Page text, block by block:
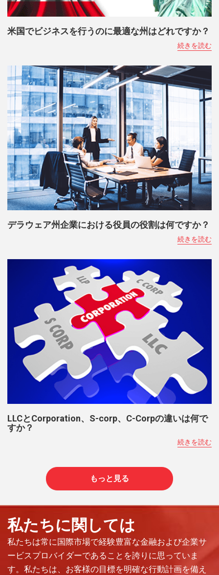
米国でビジネスを行うのに最適な州はどれですか？
続きを読む
デラウェア州企業における役員の役割は何ですか？
続きを読む
LLCとCorporation、S-corp、C-Corpの違いは何で
すか？
続きを読む
もっと見る
私たちに関しては
私たちは常に国際市場で経験豊富な金融および企業サ
ービスプロバイダーであることを誇りに思っていま
す。私たちは、お客様の目標を明確な行動計画を備え